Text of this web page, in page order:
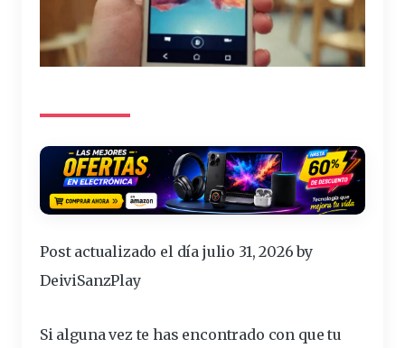
Post actualizado el día julio 31, 2026 by
DeiviSanzPlay
Si alguna vez te has encontrado con que tu